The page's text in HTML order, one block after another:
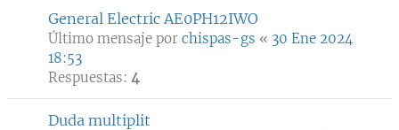
General Electric AE0PH12IWO
Último mensaje por chispas-gs « 30 Ene 2024
18:53
Respuestas: 4
Duda multiplit